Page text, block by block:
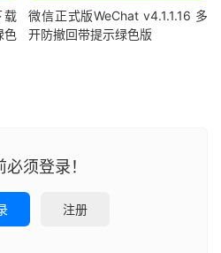
色
微信正式版WeChat v4.1.1.16 多
开防撤回带提示绿色版
须登录！
注册